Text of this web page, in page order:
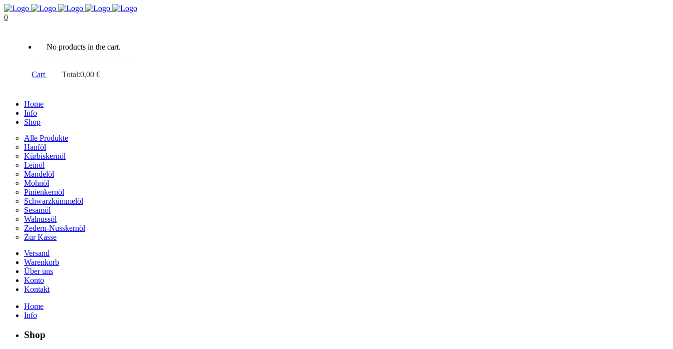
0
No products in the cart.
Cart Total:0,00 €
Home
Info
Shop
Alle Produkte
Hanföl
Kürbiskernöl
Leinöl
Mandelöl
Mohnöl
Pinienkernöl
Schwarzkümmelöl
Sesamöl
Walnussöl
Zedern-Nusskernöl
Zur Kasse
Versand
Warenkorb
Über uns
Konto
Kontakt
Home
Info
Shop